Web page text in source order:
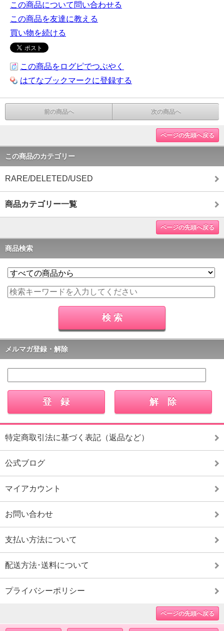
この商品について問い合わせる
この商品を友達に教える
買い物を続ける
この商品をログピでつぶやく
はてなブックマークに登録する
前の商品へ 次の商品へ
ページの先頭へ戻る
この商品のカテゴリー
RARE/DELETED/USED
商品カテゴリー一覧
ページの先頭へ戻る
商品検索
メルマガ登録・解除
特定商取引法に基づく表記（返品など）
公式ブログ
マイアカウント
お問い合わせ
支払い方法について
配送方法･送料について
プライバシーポリシー
ページの先頭へ戻る